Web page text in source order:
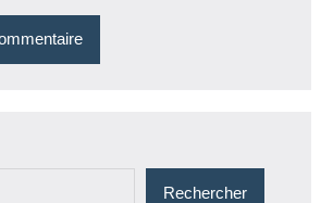
Rechercher